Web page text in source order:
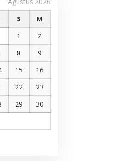
S
M
1
2
8
9
15
16
22
23
29
30